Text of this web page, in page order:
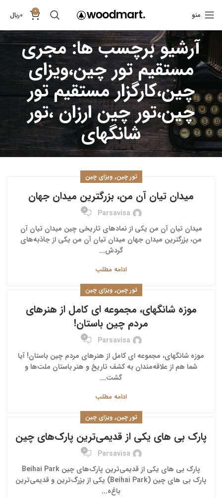
منو 0
0﷼
آرشیو برچسب ها: مجری
مستقیم تور چین،ویزای
چین،کارگزار مستقیم تور
چین،تور چین ارزان ،تور
شانگهای
تور چین,ویزای چین
میدان تیان آن من، بزرگترین میدان جهان
Parsavisa
0
میدان تیان آن من یکی از نمادهای تاریخی چین میدان تیان آن
من، بزرگترین میدان جهان میدان تیان آن من یکی از جاذبه‌های
گردش...
ادامه مطلب
تور چین,ویزای چین
موزه شانگهای، مجموعه ای کامل از هنرهای
مردم چین باستان!
Parsavisa
0
موزه شانگهای، مجموعه ای کامل از هنرهای مردم چین باستان! آیا
شما هم از علاقه‌مندان به کشف تاریخ و هنر باستان ملت‌ها و
گشت...
ادامه مطلب
تور چین,ویزای چین
پارک بی‌ های یکی از قدیمی‌ترین پارک‌های چین
Parsavisa
0
پارک بی‌ های یکی از قدیمی‌ترین پارک‌های چین Beihai Park
پارک بی های چین (Beihai Park) یکی از بزرگ‌ترین و قدیمی‌ترین
باغ‌ه...